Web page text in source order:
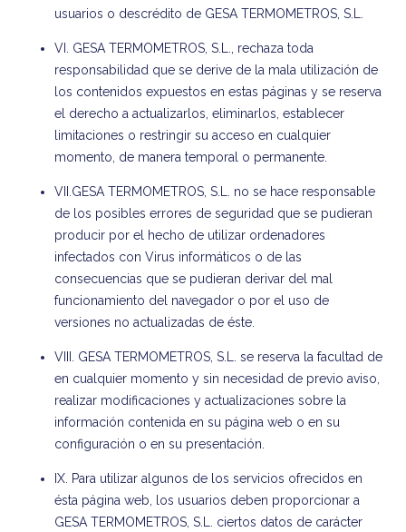
usuarios o descrédito de GESA TERMOMETROS, S.L.
VI. GESA TERMOMETROS, S.L., rechaza toda
responsabilidad que se derive de la mala utilización de
los contenidos expuestos en estas páginas y se reserva
el derecho a actualizarlos, eliminarlos, establecer
limitaciones o restringir su acceso en cualquier
momento, de manera temporal o permanente.
VII.GESA TERMOMETROS, S.L. no se hace responsable
de los posibles errores de seguridad que se pudieran
producir por el hecho de utilizar ordenadores
infectados con Virus informáticos o de las
consecuencias que se pudieran derivar del mal
funcionamiento del navegador o por el uso de
versiones no actualizadas de éste.
VIII. GESA TERMOMETROS, S.L. se reserva la facultad de
en cualquier momento y sin necesidad de previo aviso,
realizar modificaciones y actualizaciones sobre la
información contenida en su página web o en su
configuración o en su presentación.
IX. Para utilizar algunos de los servicios ofrecidos en
ésta página web, los usuarios deben proporcionar a
GESA TERMOMETROS, S.L. ciertos datos de carácter